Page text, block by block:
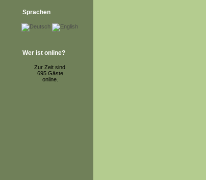
Sprachen
Wer ist online?
Zur Zeit sind
695 Gäste
online.